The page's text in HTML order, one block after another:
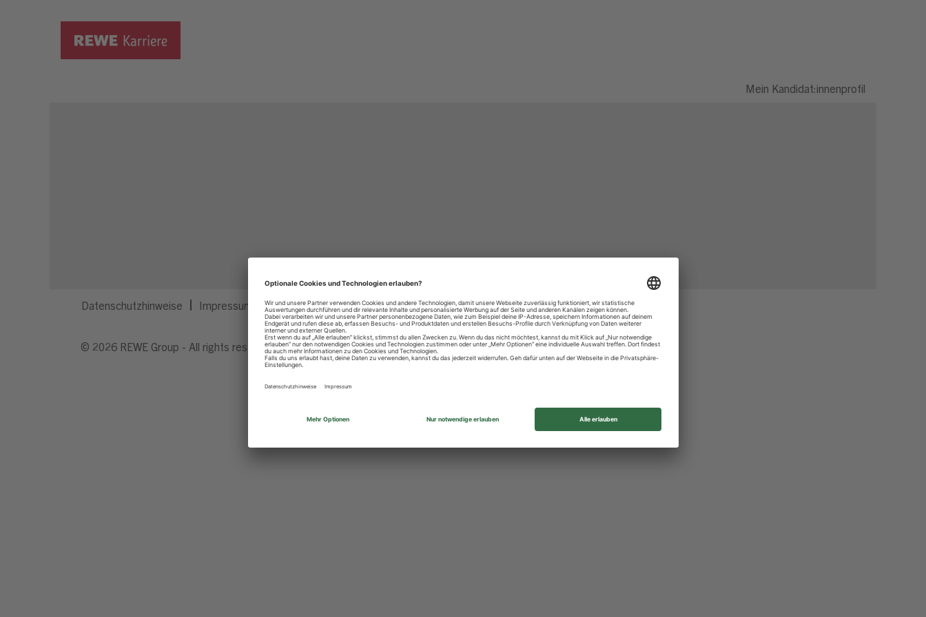
Mein Kandidat:innenprofil
Datenschutzhinweise Impressum Privatsphäre-Einstellungen
© 2026 REWE Group - All rights reserved